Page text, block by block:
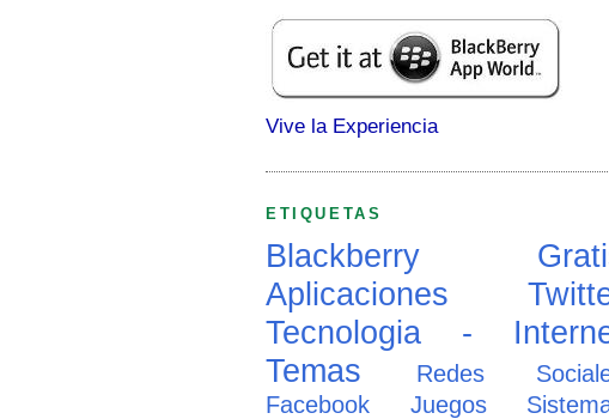
Vive la Experiencia
ETIQUETAS
Blackberry
Aplicaciones
Tecnologia -
Temas
Redes
Facebook
Juegos